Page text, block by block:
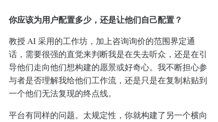
你应该为用户配置多少，还是让他们自己配置？
教授 AI 采用的工作坊，加上咨询询价的范围界定通
话，需要很强的直觉来判断我是在失去听众，还是在引
导他们走向他们想构建的愿景或好奇心。我不断担心参
与者是否理解我给他们工作流，还是只是在复制粘贴到
一个他们无法复现的终点线。
平台有同样的问题。太规定性，你就构建了另一个横向